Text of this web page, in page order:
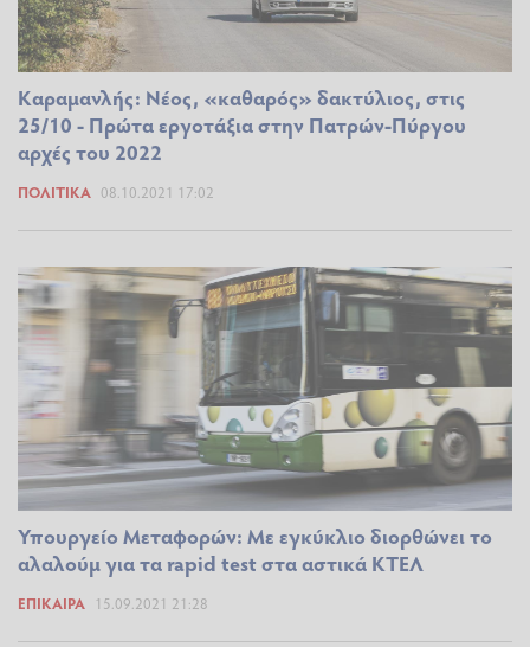
Καραμανλής: Νέος, «καθαρός» δακτύλιος, στις
25/10 - Πρώτα εργοτάξια στην Πατρών-Πύργου
αρχές του 2022
ΠΟΛΙΤΙΚΆ 08.10.2021 17:02
Υπουργείο Μεταφορών: Με εγκύκλιο διορθώνει το
αλαλούμ για τα rapid test στα αστικά ΚΤΕΛ
ΕΠΊΚΑΙΡΑ 15.09.2021 21:28